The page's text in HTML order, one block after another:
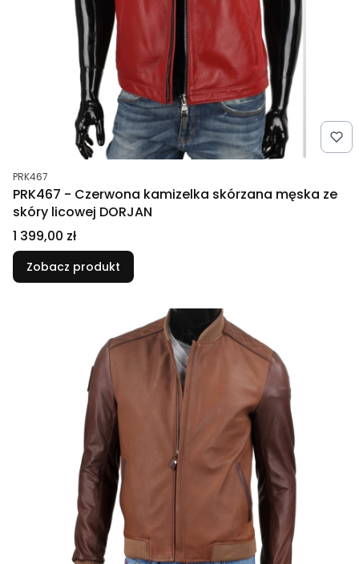
Kod produktu
PRK467
PRK467 - Czerwona kamizelka skórzana męska ze
skóry licowej DORJAN
Cena
1 399,00 zł
Zobacz produkt